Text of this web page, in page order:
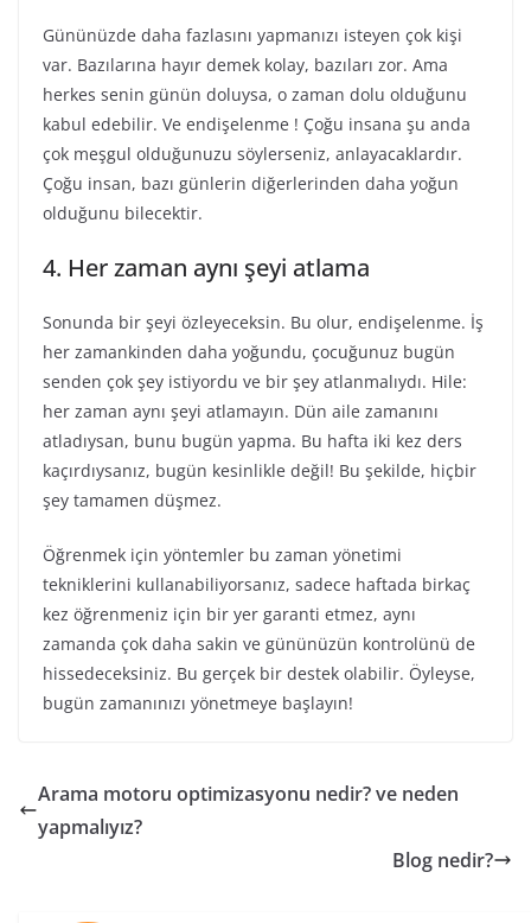
Gününüzde daha fazlasını yapmanızı isteyen çok kişi
var. Bazılarına hayır demek kolay, bazıları zor. Ama
herkes senin günün doluysa, o zaman dolu olduğunu
kabul edebilir. Ve endişelenme ! Çoğu insana şu anda
çok meşgul olduğunuzu söylerseniz, anlayacaklardır.
Çoğu insan, bazı günlerin diğerlerinden daha yoğun
olduğunu bilecektir.
4. Her zaman aynı şeyi atlama
Sonunda bir şeyi özleyeceksin. Bu olur, endişelenme. İş
her zamankinden daha yoğundu, çocuğunuz bugün
senden çok şey istiyordu ve bir şey atlanmalıydı. Hile:
her zaman aynı şeyi atlamayın. Dün aile zamanını
atladıysan, bunu bugün yapma. Bu hafta iki kez ders
kaçırdıysanız, bugün kesinlikle değil! Bu şekilde, hiçbir
şey tamamen düşmez.
Öğrenmek için yöntemler bu zaman yönetimi
tekniklerini kullanabiliyorsanız, sadece haftada birkaç
kez öğrenmeniz için bir yer garanti etmez, aynı
zamanda çok daha sakin ve gününüzün kontrolünü de
hissedeceksiniz. Bu gerçek bir destek olabilir. Öyleyse,
bugün zamanınızı yönetmeye başlayın!
Arama motoru optimizasyonu nedir? ve neden
yapmalıyız?
Blog nedir?